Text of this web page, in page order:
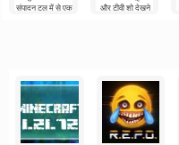
संपादन टूल में से एक
और टीवी शो देखने